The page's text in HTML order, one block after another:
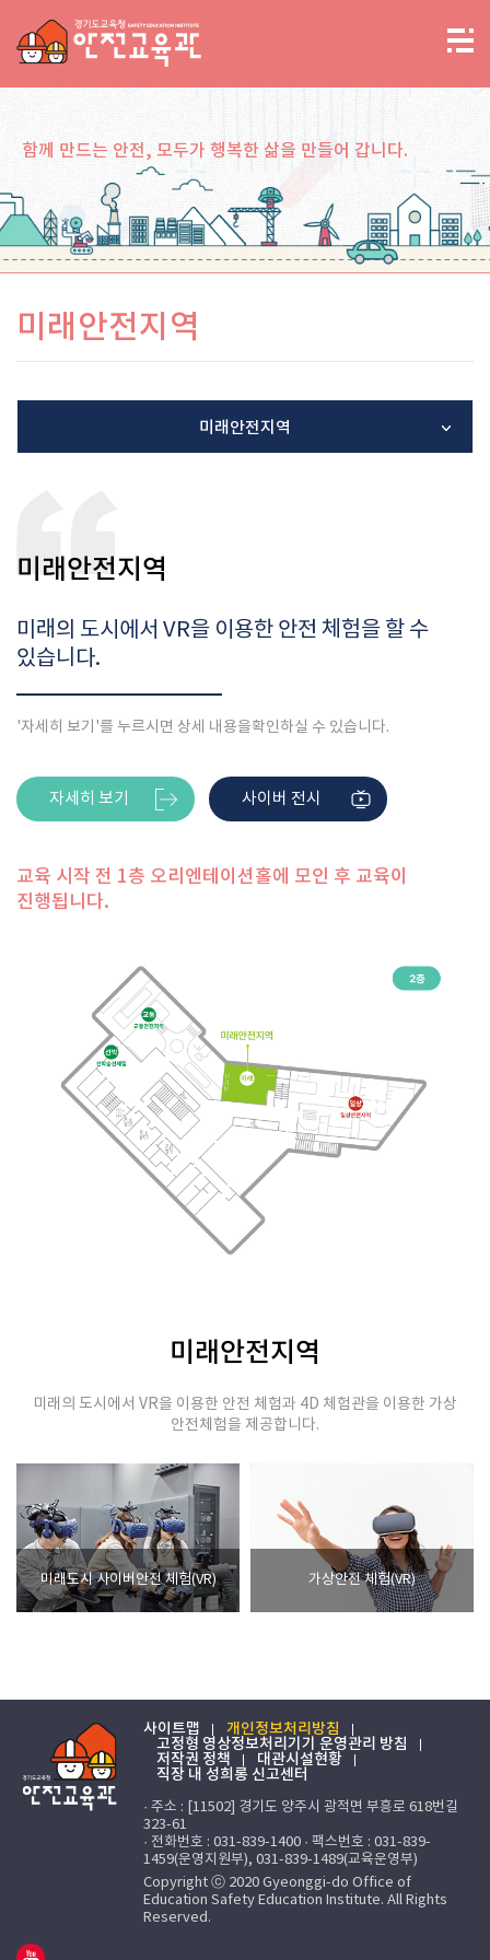
함께 만드는 안전, 모두가 행복한 삶을 만들어 갑니다.
미래안전지역
미래안전지역
미래안전지역
미래의 도시에서 VR을 이용한 안전 체험을 할 수
있습니다.
'자세히 보기'를 누르시면 상세 내용을확인하실 수 있습니다.
자세히 보기 사이버 전시
교육 시작 전 1층 오리엔테이션홀에 모인 후 교육이
진행됩니다.
미래안전지역
미래의 도시에서 VR을 이용한 안전 체험과 4D 체험관을 이용한 가상
안전체험을 제공합니다.
미래도시 사이버안전 체험(VR) 가상안전 체험(VR)
사이트맵
개인정보처리방침
고정형 영상정보처리기기 운영관리 방침
저작권 정책
대관시설현황
직장 내 성희롱 신고센터
· 주소 : [11502] 경기도 양주시 광적면 부흥로 618번길
323-61
· 전화번호 : 031-839-1400 · 팩스번호 : 031-839-
1459(운영지원부), 031-839-1489(교육운영부)
Copyright ⓒ 2020 Gyeonggi-do Office of
Education Safety Education Institute. All Rights
Reserved.